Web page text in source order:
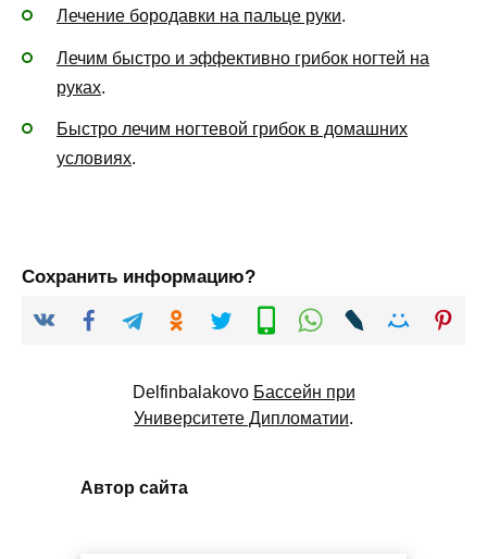
Лечение бородавки на пальце руки.
Лечим быстро и эффективно грибок ногтей на
руках.
Быстро лечим ногтевой грибок в домашних
условиях.
Сохранить информацию?
Delfinbalakovo Бассейн при
Университете Дипломатии.
Автор сайта